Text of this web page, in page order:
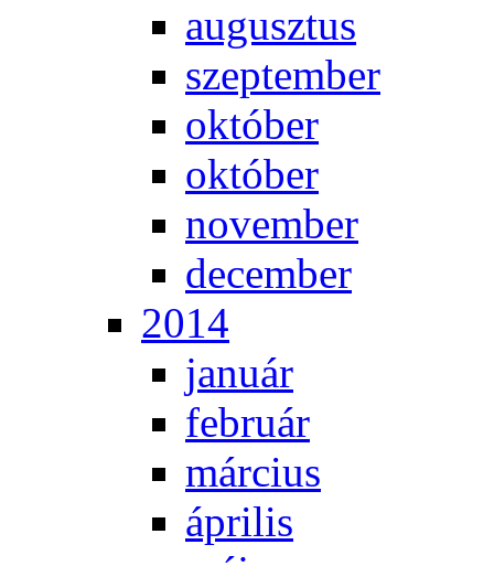
au­gusz­tus
szep­tem­ber
ok­tó­ber
ok­tó­ber
no­vem­ber
de­cem­ber
2014
ja­nu­ár
feb­ru­ár
már­ci­us
áp­ri­lis